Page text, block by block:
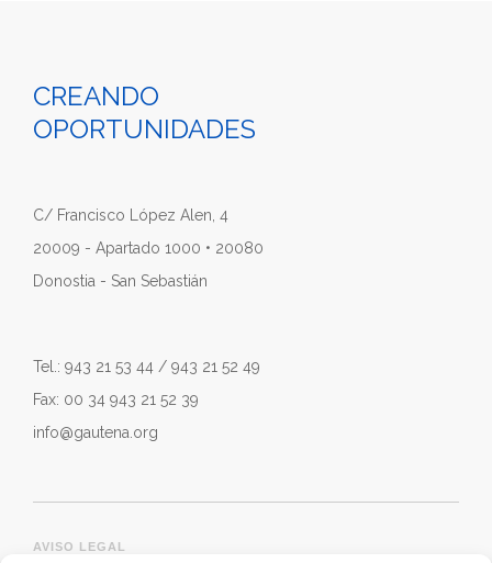
CREANDO
OPORTUNIDADES
C/ Francisco López Alen, 4
20009 - Apartado 1000 • 20080
Donostia - San Sebastián
Tel.: 943 21 53 44 / 943 21 52 49
Fax: 00 34 943 21 52 39
info@gautena.org
AVISO LEGAL